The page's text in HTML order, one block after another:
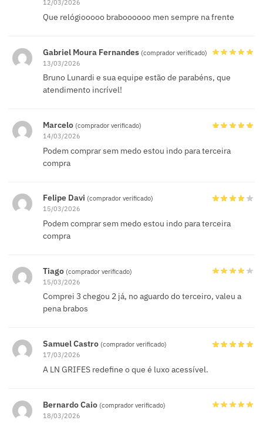
12/03/2026
Que relógiooooo braboooooo men sempre na frente
Gabriel Moura Fernandes (comprador verificado)
13/03/2026
Bruno Lunardi e sua equipe estão de parabéns, que
atendimento incrível!
Marcelo (comprador verificado)
14/03/2026
Podem comprar sem medo estou indo para terceira
compra
Felipe Davi (comprador verificado)
15/03/2026
Podem comprar sem medo estou indo para terceira
compra
Tiago (comprador verificado)
15/03/2026
Comprei 3 chegou 2 já, no aguardo do terceiro, valeu a
pena brabos
Samuel Castro (comprador verificado)
17/03/2026
A LN GRIFES redefine o que é luxo acessível.
Bernardo Caio (comprador verificado)
18/03/2026